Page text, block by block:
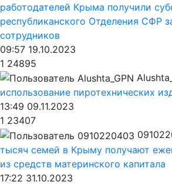
работодателей Крыма получили
республиканского Отделения СФР
сотрудников
09:57 19.10.2023
1 24895
использование пиротехнических
13:49 09.11.2023
1 23407
тысяч семей в Крыму получают
из средств материнского капитала
17:22 31.10.2023